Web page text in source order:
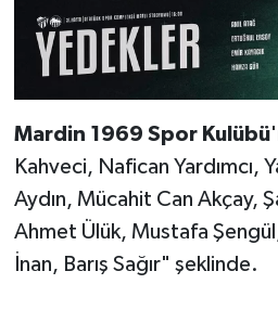
Mardin 1969 Spor Kulübü
Kahveci, Nafican Yardımcı,
Aydın, Mücahit Can Akçay,
Ahmet Ülük, Mustafa
İnan, Barış Sağır" şeklinde.